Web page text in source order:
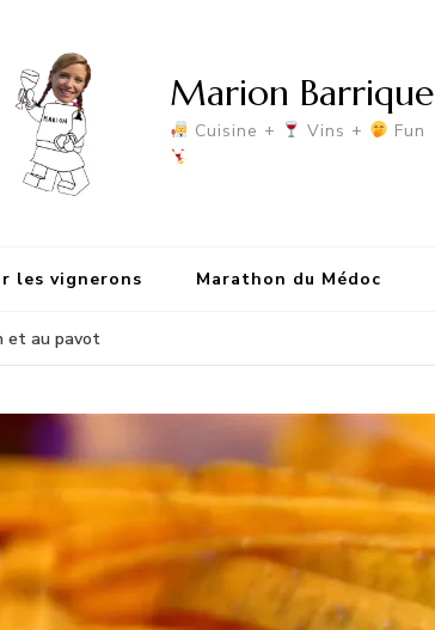
Marion Barrique
Cuisine + Vins + Fun
les vignerons Marathon du Médoc
et au pavot